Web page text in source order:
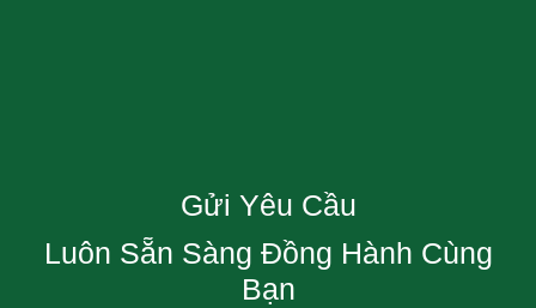
Gửi Yêu Cầu
Luôn Sẵn Sàng Đồng Hành Cùng
Bạn